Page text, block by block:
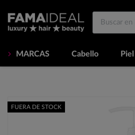
MARCAS Cabello Piel
FUERA DE STOCK